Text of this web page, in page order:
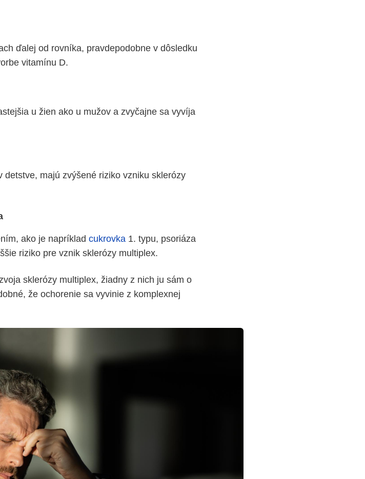
ďalej od rovníka, pravdepodobne v dôsledku
vitamínu D.
u žien ako u mužov a zvyčajne sa vyvíja
detstve, majú zvýšené riziko vzniku sklerózy
ako je napríklad cukrovka 1. typu, psoriáza
riziko pre vznik sklerózy multiplex.
sklerózy multiplex, žiadny z nich ju sám o
že ochorenie sa vyvinie z komplexnej